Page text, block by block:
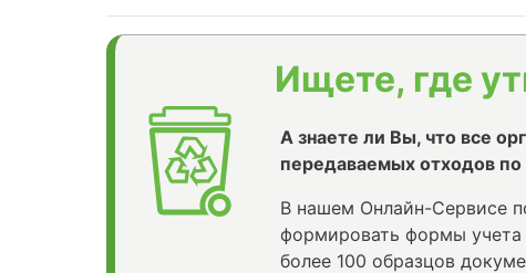
Ищете, где
А знаете ли Вы, что все
передаваемых отходов
В нашем Онлайн-Сервисе
формировать формы учета
более 100 образцов